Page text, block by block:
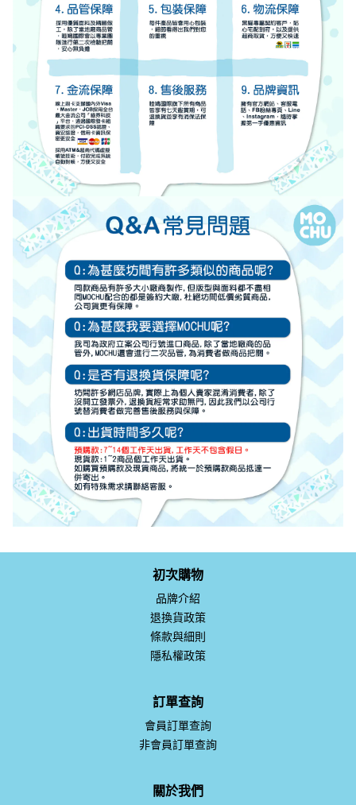
初次購物
品牌介紹
退換貨政策
條款與細則
隱私權政策
訂單查詢
會員訂單查詢
非會員訂單查詢
關於我們